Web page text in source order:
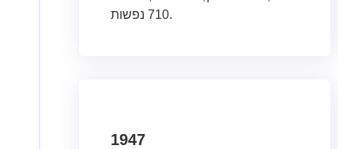
710 נפשות.
1947